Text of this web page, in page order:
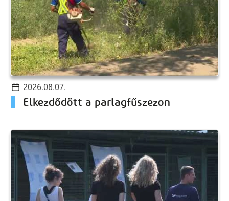
2026.08.07.
Elkezdődött a parlagfűszezon